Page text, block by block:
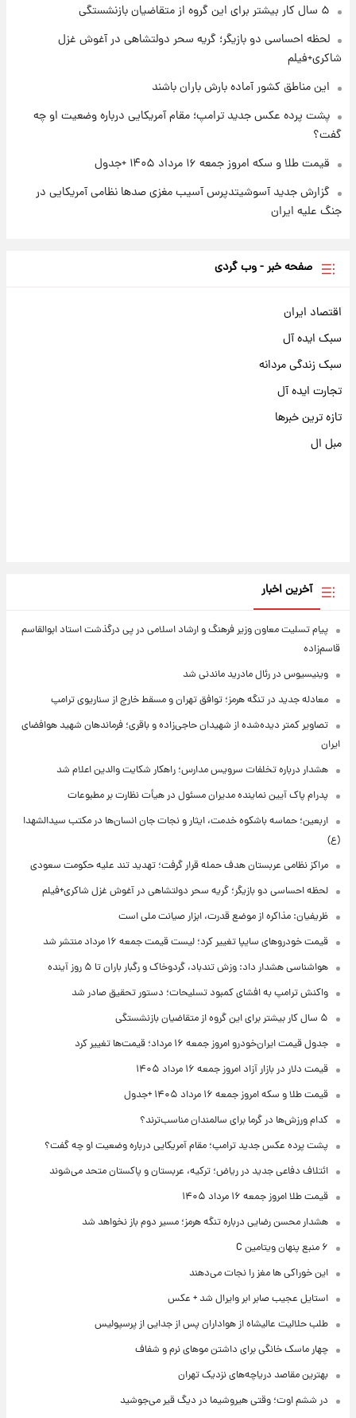
شاهین، کوییک، اطلس، سهند و ساینا با اقساط
۱ روز پیش
قیمت سکه و طلا فردا
۵ سال کار بیشتر برای این گروه از متقاضیان بازنشستگی
لحظه احساسی دو بازیگر؛ گریه سحر دولتشاهی در آغوش غزل
شاکری+فیلم
این مناطق کشور آماده بارش باران باشند
پشت پرده عکس جدید ترامپ؛ مقام آمریکایی درباره وضعیت او چه
گفت؟
قیمت طلا و سکه امروز جمعه ۱۶ مرداد ۱۴۰۵ +جدول
گزارش جدید آسوشیتدپرس آسیب مغزی صدها نظامی آمریکایی در
جنگ علیه ایران
صفحه خبر - وب گردی
اقتصاد ایران
سبک ایده آل
سبک زندگی مردانه
تجارت ایده آل
تازه ترین خبرها
مبل ال
آخرین اخبار
پیام تسلیت معاون وزیر فرهنگ و ارشاد اسلامی در پی درگذشت استاد ابوالقاسم
قاسم‌زاده
وینیسیوس در رئال مادرید ماندنی شد
معادله جدید در تنگه هرمز؛ توافق تهران و مسقط خارج از سناریوی ترامپ
تصاویر کمتر دیده‌شده از شهیدان حاجی‌زاده و باقری؛ فرماندهان شهید هوافضای
ایران
هشدار درباره تخلفات سرویس مدارس؛ راهکار شکایت والدین اعلام شد
پدرام پاک آیین نماینده مدیران مسئول در هیأت نظارت بر مطبوعات
اربعین؛ حماسه باشکوه خدمت، ایثار و نجات جان انسان‌ها در مکتب سیدالشهدا
(ع)
مراکز نظامی عربستان هدف حمله قرار گرفت؛ تهدید تند علیه حکومت سعودی
لحظه احساسی دو بازیگر؛ گریه سحر دولتشاهی در آغوش غزل شاکری+فیلم
ظریفیان: مذاکره از موضع قدرت، ابزار صیانت ملی است
قیمت خودروهای سایپا تغییر کرد؛ لیست قیمت جمعه ۱۶ مرداد منتشر شد
هواشناسی هشدار داد: وزش تندباد، گردوخاک و رگبار باران تا ۵ روز آینده
واکنش ترامپ به افشای کمبود تسلیحات؛ دستور تحقیق صادر شد
۵ سال کار بیشتر برای این گروه از متقاضیان بازنشستگی
جدول قیمت ایران‌خودرو امروز جمعه ۱۶ مرداد؛ قیمت‌ها تغییر کرد
قیمت دلار در بازار آزاد امروز جمعه ۱۶ مرداد ۱۴۰۵
قیمت طلا و سکه امروز جمعه ۱۶ مرداد ۱۴۰۵ +جدول
کدام ورزش‌ها در گرما برای سالمندان مناسب‌ترند؟
پشت پرده عکس جدید ترامپ؛ مقام آمریکایی درباره وضعیت او چه گفت؟
ائتلاف دفاعی جدید در ریاض؛ ترکیه، عربستان و پاکستان متحد می‌شوند
قیمت طلا امروز جمعه ۱۶ مرداد ۱۴۰۵
هشدار محسن رضایی درباره تنگه هرمز؛ مسیر دوم باز نخواهد شد
۶ منبع پنهان ویتامین C
این خوراکی ها مغز را نجات می‌دهند
استایل عجیب صابر ابر وایرال شد + عکس
طلب حلالیت عالیشاه از هواداران پس از جدایی از پرسپولیس
چهار ماسک خانگی برای داشتن موهای نرم و شفاف
بهترین مقاصد دریاچه‌های نزدیک تهران
در ششم اوت؛ وقتی هیروشیما در دیگ قیر می‌جوشید